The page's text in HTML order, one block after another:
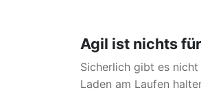
Agil ist nichts
Sicherlich gibt es
Laden am Laufen